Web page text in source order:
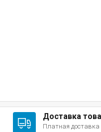
Доставка
Платная доставка